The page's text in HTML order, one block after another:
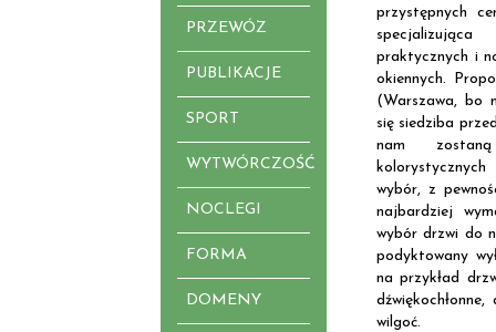
PRZEWÓZ
PUBLIKACJE
SPORT
WYTWÓRCZOŚĆ
NOCLEGI
FORMA
DOMENY
przystępnych
praktycznych i
okiennych.
(Warszawa, bo
się siedziba
nam
wybór, z
najbardziej
wybór drzwi do
podyktowany
na przykład
wilgoć.